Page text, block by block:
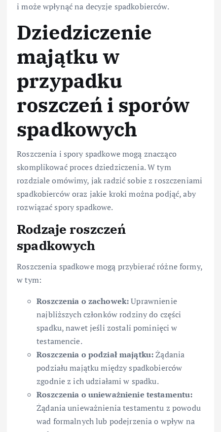
i może wpłynąć na decyzje spadkobierców.
Dziedziczenie
majątku w
przypadku
roszczeń i sporów
spadkowych
Roszczenia i spory spadkowe mogą znacząco
skomplikować proces dziedziczenia. W tym
rozdziale omówimy, jak radzić sobie z roszczeniami
spadkobierców oraz jakie kroki można podjąć, aby
rozwiązać spory spadkowe.
Rodzaje roszczeń
spadkowych
Roszczenia spadkowe mogą przybierać różne formy,
w tym:
Roszczenia o zachowek:Uprawnienie
najbliższych członków rodziny do części
spadku, nawet jeśli zostali pominięci w
testamencie.
Roszczenia o podział majątku:Żądania
podziału majątku między spadkobierców
zgodnie z ich udziałami w spadku.
Roszczenia o unieważnienie testamentu:
Żądania unieważnienia testamentu z powodu
wad formalnych lub podejrzenia o wpływ na